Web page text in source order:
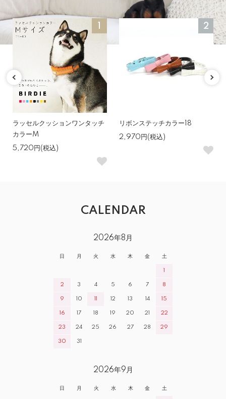
ラッセルクッションワンタッチ
カラーM
5,720円(税込)
2
リボンステッチカラー18
2,970円(税込)
CALENDAR
2026年8月
日 月 火 水 木 金 土
1
2 3 4 5 6 7 8
9 10 11 12 13 14 15
16 17 18 19 20 21 22
23 24 25 26 27 28 29
30 31
2026年9月
日 月 火 水 木 金 土